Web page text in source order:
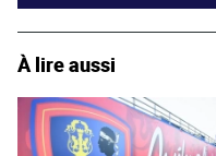
À lire aussi